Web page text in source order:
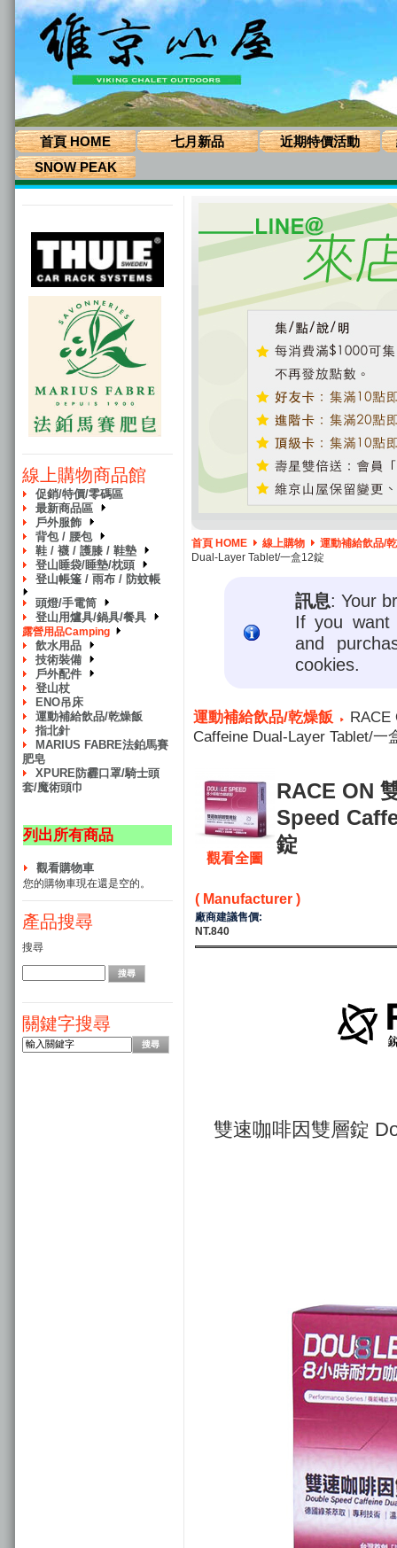
首頁 HOME 七月新品 近期特價活動
SNOW PEAK
線上購物商品館
促銷/特價/零碼區
最新商品區
戶外服飾
背包 / 腰包
鞋 / 襪 / 護膝 / 鞋墊
登山睡袋/睡墊/枕頭
登山帳篷 / 雨布 / 防蚊帳
頭燈/手電筒
登山用爐具/鍋具/餐具
露營用品Camping
飲水用品
技術裝備
戶外配件
登山杖
ENO吊床
運動補給飲品/乾燥飯
指北針
MARIUS FABRE法鉑馬賽
肥皂
XPURE防霾口罩/騎士頭
套/魔術頭巾
列出所有商品
觀看購物車
您的購物車現在還是空的。
產品搜尋
搜尋
關鍵字搜尋
首頁 HOME 線上購物
運動補給飲品/
Dual-Layer Tablet/一盒12錠
訊息: Your
If you want
and
cookies.
運動補給飲品/乾燥飯
RACE
Caffeine Dual-Layer Tablet/一
觀看全圖
RACE ON
Speed
錠
( Manufacturer )
廠商建議售價:
NT.840
雙速咖啡因雙層錠